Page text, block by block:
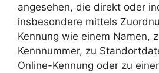
angesehen, die direkt oder
insbesondere mittels
Kennung wie einem Namen,
Kennnummer, zu
Online-Kennung oder zu